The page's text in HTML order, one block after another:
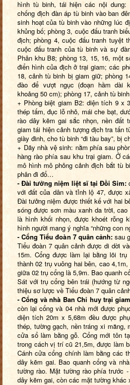
hình tù binh, tái hiện các nội dung:
chống địch đàn áp tù binh vào ban
sinh hoạt của tù binh vào những lúc
khủng bố; phòng 3, cuộc đấu tranh
địch; phòng 4, cuộc đấu tranh tuyệt
cuộc đấu tranh của tù binh và sự
Phân khu B8; phòng 13, 15, 16, một
điển hình của địch ở trại giam; các
18, cảnh tù binh bị giam giữ; phòng
đào để vượt ngục (đoạn hầm dài
khoảng 50 cm); phòng 17, cảnh tù
+ Phòng biệt giam B2: diện tích 9 x
thép tấm, đục lỗ nhỏ, mái che bạt,
rào dây kẽm gai sắc nhọn, nền đất
giam tái hiện cảnh tượng địch tra tấn
giày đinh, cho tù binh “đi tàu bay”, bị
+ Dãy nhà vệ sinh: nằm phía sau
hàng rào phía sau khu trại giam. Ở
mô hình mô phỏng cảnh địch bắt tù
phân đi đổ…
- Đài tưởng niệm liệt sĩ tại Đồi Sim:
với đất của dân và tỉnh lộ 47, được
Đài tưởng niệm được thiết kế với hai
sóng được sơn màu xanh da trời,
là hình khối nhọn, được khoét rỗng
hình người mang ý nghĩa “những con
- Cổng Tiểu đoàn 7 quân cảnh: sau
Tiểu đoàn 7 quân cảnh được di dời
15m. Cổng được làm lại bằng lõi
thành 02 trụ vuông hai bên, cao
giữa 02 trụ cổng là 5,9m. Bao quanh
Sát với trụ cổng bên trái (hướng từ
thiệu sơ lược về Tiểu đoàn 7 quân
- Cổng và nhà Ban Chỉ huy trại giam
còn lại cổng và 04 nhà mới được
diện tích 20m x 5,68m đều được
thép, tường gạch, nền tráng xi măng,
cửa sổ làm bằng gỗ. Cổng mới tôn
trong cách vị trí cũ 21,5m, được làm
Cánh cửa cổng chính làm bằng các
dây kẽm gai. Bao quanh cổng và
tường rào. Mặt tường rào phía trước
dây kẽm gai, còn các mặt tường khác